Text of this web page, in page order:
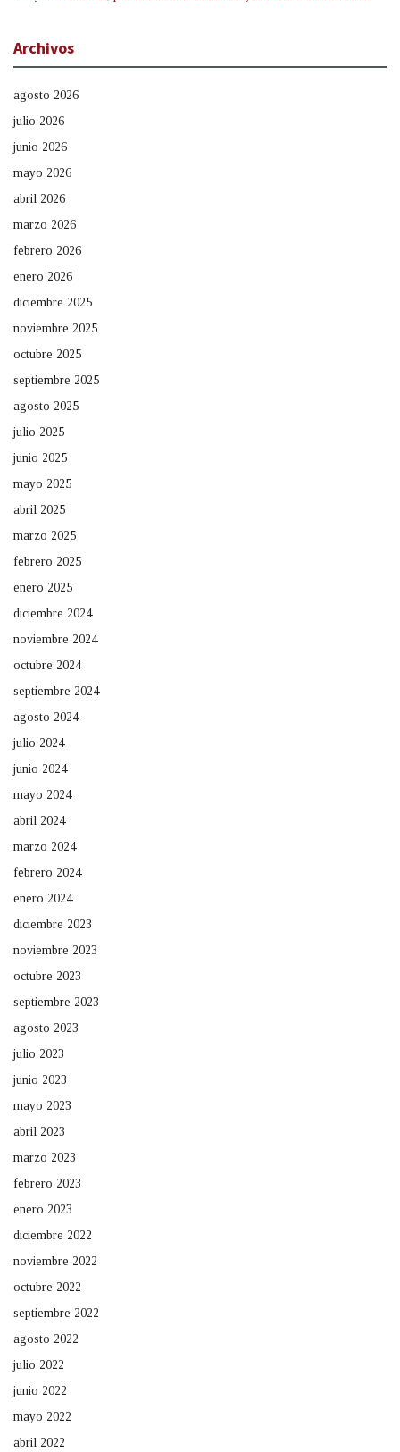
Archivos
agosto 2026
julio 2026
junio 2026
mayo 2026
abril 2026
marzo 2026
febrero 2026
enero 2026
diciembre 2025
noviembre 2025
octubre 2025
septiembre 2025
agosto 2025
julio 2025
junio 2025
mayo 2025
abril 2025
marzo 2025
febrero 2025
enero 2025
diciembre 2024
noviembre 2024
octubre 2024
septiembre 2024
agosto 2024
julio 2024
junio 2024
mayo 2024
abril 2024
marzo 2024
febrero 2024
enero 2024
diciembre 2023
noviembre 2023
octubre 2023
septiembre 2023
agosto 2023
julio 2023
junio 2023
mayo 2023
abril 2023
marzo 2023
febrero 2023
enero 2023
diciembre 2022
noviembre 2022
octubre 2022
septiembre 2022
agosto 2022
julio 2022
junio 2022
mayo 2022
abril 2022